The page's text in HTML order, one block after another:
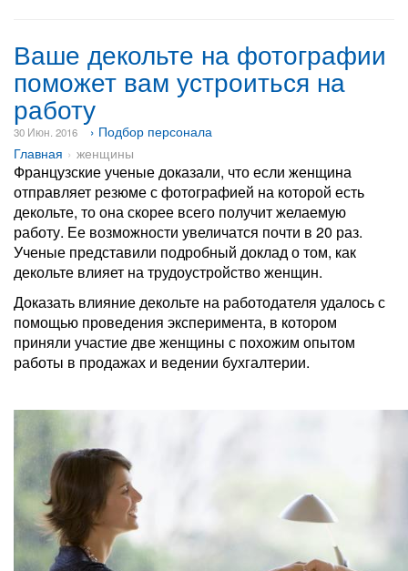
Ваше декольте на фотографии
поможет вам устроиться на
работу
30 Июн. 2016
› Подбор персонала
Главная
женщины
Французские ученые доказали, что если женщина
отправляет резюме с фотографией на которой есть
декольте, то она скорее всего получит желаемую
работу. Ее возможности увеличатся почти в 20 раз.
Ученые представили подробный доклад о том, как
декольте влияет на трудоустройство женщин.
Доказать влияние декольте на работодателя удалось с
помощью проведения эксперимента, в котором
приняли участие две женщины с похожим опытом
работы в продажах и ведении бухгалтерии.